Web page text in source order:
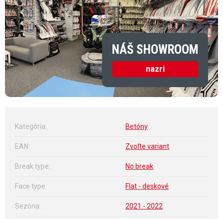
NÁŠ SHOWROOM
nazri
Kategória: Betóny
EAN: Zvoľte variant
Break type: No break
Face type: Flat - deskové
Sezóna: 2021 - 2022